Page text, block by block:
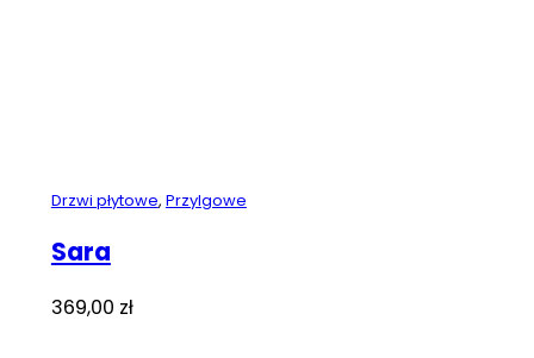
Drzwi płytowe, Przylgowe
Sara
369,00 zł